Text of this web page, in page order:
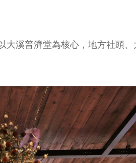
溪普濟堂為核心，地方社頭